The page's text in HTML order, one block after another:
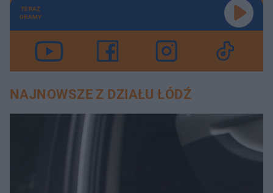
TERAZ
GRAMY
NAJNOWSZE Z DZIAŁU ŁÓDŹ